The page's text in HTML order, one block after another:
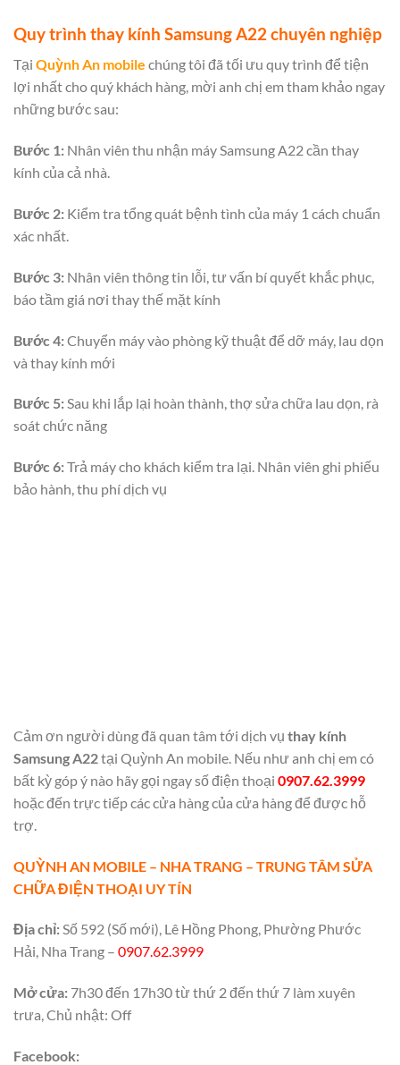
Quy trình thay kính Samsung A22 chuyên nghiệp
Tại Quỳnh An mobile chúng tôi đã tối ưu quy trình để tiện
lợi nhất cho quý khách hàng, mời anh chị em tham khảo ngay
những bước sau:
Bước 1: Nhân viên thu nhận máy Samsung A22 cần thay
kính của cả nhà.
Bước 2: Kiểm tra tổng quát bệnh tình của máy 1 cách chuẩn
xác nhất.
Bước 3: Nhân viên thông tin lỗi, tư vấn bí quyết khắc phục,
báo tầm giá nơi thay thế mặt kính
Bước 4:Chuyển máy vào phòng kỹ thuật để dỡ máy, lau dọn
và thay kính mới
Bước 5:Sau khi lắp lại hoàn thành, thợ sửa chữa lau dọn, rà
soát chức năng
Bước 6:Trả máy cho khách kiểm tra lại. Nhân viên ghi phiếu
bảo hành, thu phí dịch vụ
Cảm ơn người dùng đã quan tâm tới dịch vụ thay kính
Samsung A22tại Quỳnh An mobile. Nếu như anh chị em có
bất kỳ góp ý nào hãy gọi ngay số điện thoại 0907.62.3999
hoặc đến trực tiếp các cửa hàng của cửa hàng để được hỗ
trợ.
QUỲNH AN MOBILE – NHA TRANG – TRUNG TÂM SỬA
CHỮA ĐIỆN THOẠI UY TÍN
Địa chỉ:Số 592 (Số mới), Lê Hồng Phong, Phường Phước
Hải, Nha Trang – 0907.62.3999
Mở cửa: 7h30 đến 17h30 từ thứ 2 đến thứ 7 làm xuyên
trưa, Chủ nhật: Off
Facebook: